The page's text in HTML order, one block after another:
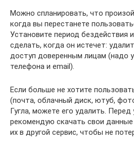
Можно спланировать, что
когда вы перестанете
Установите период бездействия
сделать, когда он истечет:
доступ доверенным лицам (надо
телефона и email).
Если больше не хотите
(почта, облачный диск, ютуб,
Гугла, можете его удалить. Перед
рекомендую скачать свои данные
их в другой сервис, чтобы не